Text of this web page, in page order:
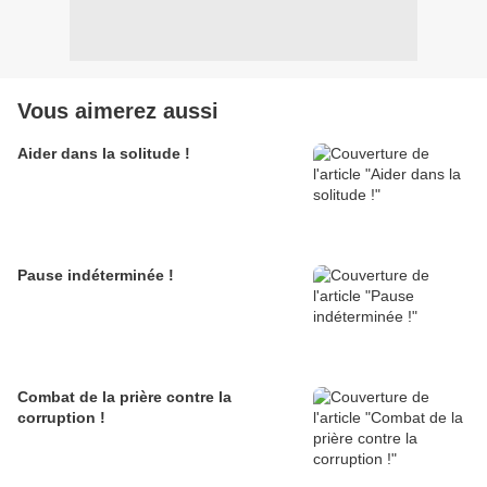
Vous aimerez aussi
Aider dans la solitude !
Pause indéterminée !
Combat de la prière contre la
corruption !